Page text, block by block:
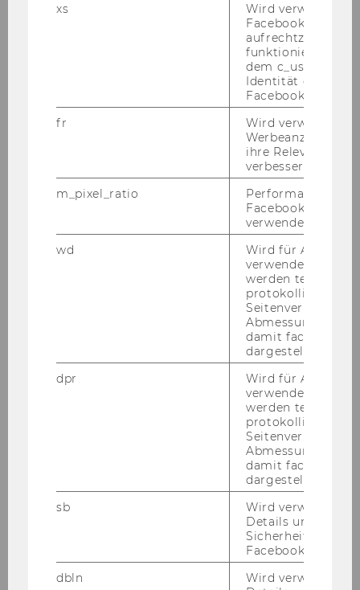
Dr. Prof., Ehrenpräsident des
Kuratoriums zur Förderung der
Wirtschaftsuniversität Wien
RIESENFELDER Gert (geb. 1938),
Dkfm. Dr., Generaldirektor der
WILFLING Wilhelm (verst.), KR
Ehrensena
HIMMER Hans (geb. 1929), Dr.,
Generaldirektor der Porsche
Holding Ges. m. b. H., Salzburg, i.
POLSTERER Ludwig (1927-1979);
Dkfm. Dr.
HASCHEK Helmut H. (verst. 1993),
LOBNER Hans, KR
TREICHL Heinrich (1913-2014), Dr.,
Generaldirektor und Vorsitzender
des Vorstands der Creditanstalt-
xs
Wird verwendet,
Facebook-Sitzung
funktioniert in
dem c_user-
Identität des
Facebook zu
fr
Wird verwendet,
Werbeanzeigen
ihre Relevanz zu
verbessern.
m_pixel_ratio
Performance-
Facebook mit
verwendet wird.
wd
Wird für Analyse-
verwendet. Unter
werden
protokolliert (z.B.
Seitenverhältnis
Abmessungen
damit facebook
dargestellt
dpr
Wird für Analyse-
verwendet. Unter
werden
protokolliert (z.B.
Seitenverhältnis
Abmessungen
damit facebook
dargestellt
sb
Wird verwendet,
Details und
Facebook-Kontos
dbln
Wird verwendet,